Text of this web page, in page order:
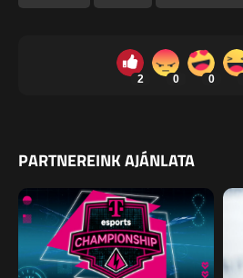
2 0 0
PARTNEREINK AJÁNLATA